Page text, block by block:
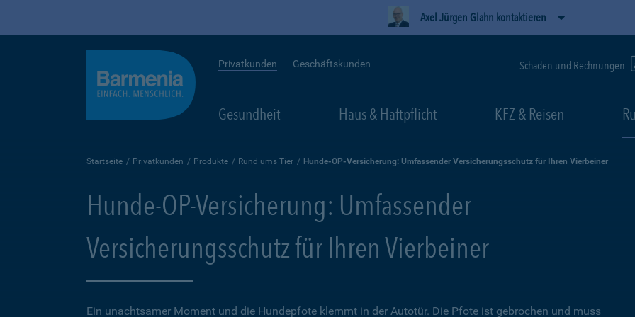
Axel Jürgen Glahn kontaktieren
Privatkunden Geschäftskunden Schäden und Rechnungen
Gesundheit Haus & Haftpflicht KFZ & Reisen
Startseite Privatkunden Produkte Rund ums Tier Hunde-OP-Versicherung: Umfassender Versicherungsschutz für Ihren Vierbeiner
Hunde-OP-Versicherung: Umfassender
Versicherungsschutz für Ihren Vierbeiner
Ein unachtsamer Moment und die Hundepfote klemmt in der Autotür. Die Pfote ist gebrochen und muss